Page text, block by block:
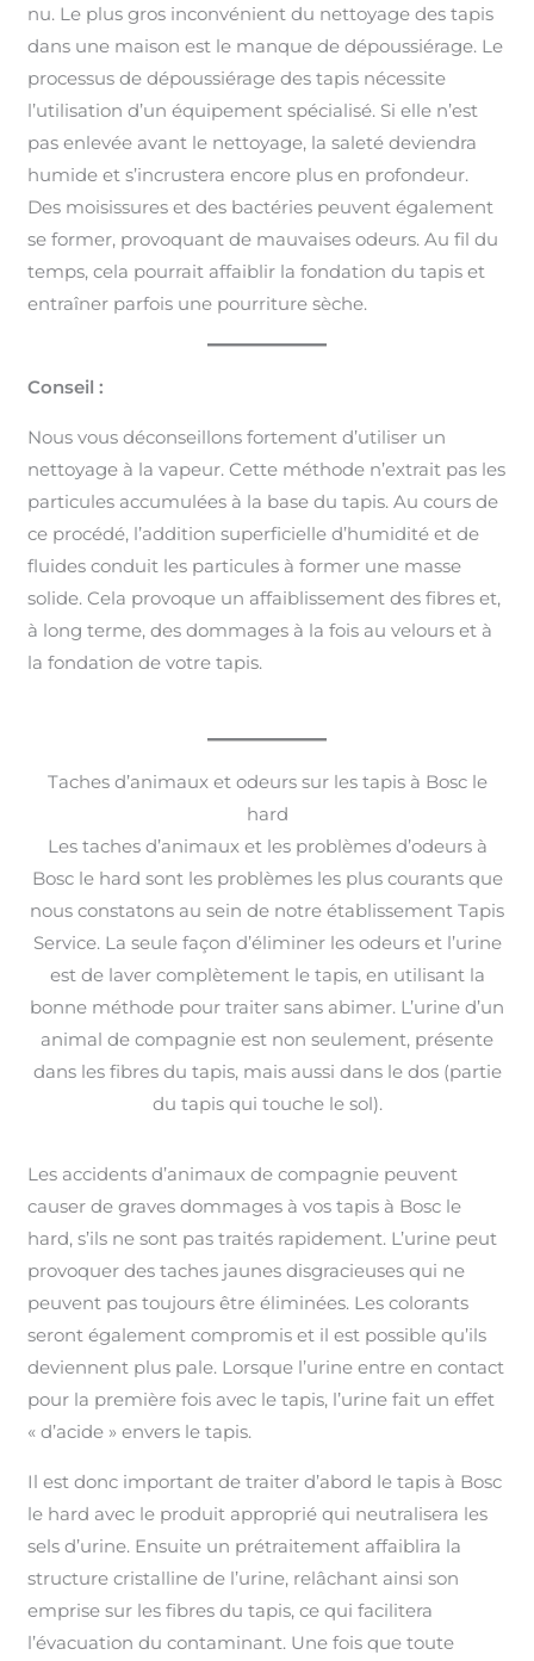
nu. Le plus gros inconvénient du nettoyage des tapis
dans une maison est le manque de dépoussiérage. Le
processus de dépoussiérage des tapis nécessite
l’utilisation d’un équipement spécialisé. Si elle n’est
pas enlevée avant le nettoyage, la saleté deviendra
humide et s’incrustera encore plus en profondeur.
Des moisissures et des bactéries peuvent également
se former, provoquant de mauvaises odeurs. Au fil du
temps, cela pourrait affaiblir la fondation du tapis et
entraîner parfois une pourriture sèche.
Conseil :
Nous vous déconseillons fortement d’utiliser un
nettoyage à la vapeur. Cette méthode n’extrait pas les
particules accumulées à la base du tapis. Au cours de
ce procédé, l’addition superficielle d’humidité et de
fluides conduit les particules à former une masse
solide. Cela provoque un affaiblissement des fibres et,
à long terme, des dommages à la fois au velours et à
la fondation de votre tapis.
Taches d’animaux et odeurs sur les tapis à Bosc le
hard
Les taches d’animaux et les problèmes d’odeurs à
Bosc le hard sont les problèmes les plus courants que
nous constatons au sein de notre établissement Tapis
Service. La seule façon d’éliminer les odeurs et l’urine
est de laver complètement le tapis, en utilisant la
bonne méthode pour traiter sans abimer. L’urine d’un
animal de compagnie est non seulement, présente
dans les fibres du tapis, mais aussi dans le dos (partie
du tapis qui touche le sol).
Les accidents d’animaux de compagnie peuvent
causer de graves dommages à vos tapis à Bosc le
hard, s’ils ne sont pas traités rapidement. L’urine peut
provoquer des taches jaunes disgracieuses qui ne
peuvent pas toujours être éliminées. Les colorants
seront également compromis et il est possible qu’ils
deviennent plus pale. Lorsque l’urine entre en contact
pour la première fois avec le tapis, l’urine fait un effet
« d’acide » envers le tapis.
Il est donc important de traiter d’abord le tapis à Bosc
le hard avec le produit approprié qui neutralisera les
sels d’urine. Ensuite un prétraitement affaiblira la
structure cristalline de l’urine, relâchant ainsi son
emprise sur les fibres du tapis, ce qui facilitera
l’évacuation du contaminant. Une fois que toute